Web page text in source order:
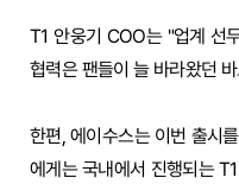
T1 안웅기 COO는 "업계 선
협력은 팬들이 늘 바라왔던
한편, 에이수스는 이번 출시
에게는 국내에서 진행되는